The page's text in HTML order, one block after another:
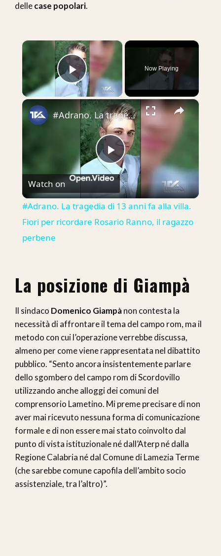
dellecase popolari.
×
Play Video
Now Playing
×
Play
Video
#Adrano. La tragedia di 13 anni fa alla villa. Fiori per ricordare Rosario Ranno, il ragazzo perbene
Watch on
#Adrano. La tragedia di 13 anni fa alla villa.
Fiori per ricordare Rosario Ranno, il ragazzo
perbene
La posizione di Giampà
Il sindaco Domenico Giampànon contesta la
necessità di affrontare il tema del campo rom, ma il
metodo con cui l’operazione verrebbe discussa,
almeno per come viene rappresentata nel dibattito
pubblico. “Sento ancora insistentemente parlare
dello sgombero del campo rom di Scordovillo
utilizzando anche alloggi dei comuni del
comprensorio Lametino. Mi preme precisare di non
aver mai ricevuto nessuna forma di comunicazione
formale e di non essere mai stato coinvolto dal
punto di vista istituzionale né dall’Aterp né dalla
Regione Calabria né dal Comune di Lamezia Terme
(che sarebbe comune capofila dell’ambito socio
assistenziale, tra l’altro)”.